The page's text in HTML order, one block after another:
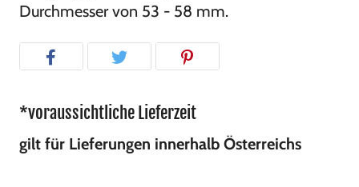
Durchmesser von 53 - 58 mm.
*voraussichtliche Lieferzeit
gilt für Lieferungen innerhalb Österreichs